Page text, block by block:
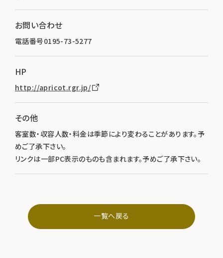
お問い合わせ
電話番号0195-73-5277
HP
http://apricot.rgr.jp/
その他
客室数・収容人数・料金は季節により変わることがあります。予
めご了承下さい。
リンクは一部PC表示のものも含まれます。予めご了承下さい。
一覧へ戻る